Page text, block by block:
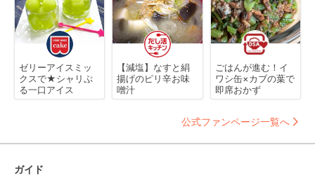
ゼリーアイスミッ
クスで★シャリぷ
る一口アイス
【減塩】なすと絹
揚げのピリ辛お味
噌汁
ごはんが進む！イ
ワシ缶×カブの葉で
即席おかず
公式ファンページ一覧へ
ガイド